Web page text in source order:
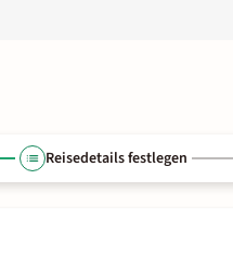
Reisedetails festlegen